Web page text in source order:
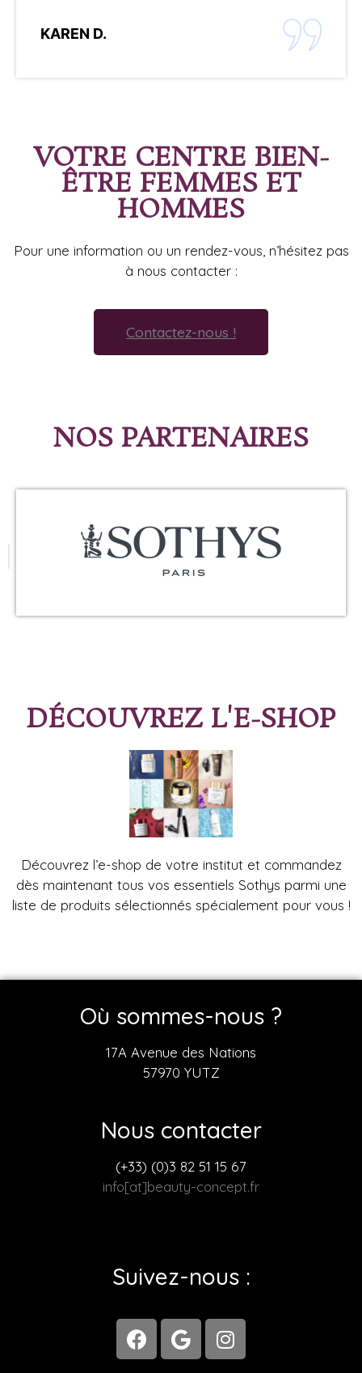
KAREN D.
VOTRE CENTRE BIEN-
ÊTRE FEMMES ET
HOMMES
Pour une information ou un rendez-vous, n’hésitez pas
à nous contacter :
Contactez-nous !
NOS PARTENAIRES
DÉCOUVREZ L'E-SHOP
Découvrez l’e-shop de votre institut et commandez
dès maintenant tous vos essentiels Sothys parmi une
liste de produits sélectionnés spécialement pour vous !
Où sommes-nous ?
17A Avenue des Nations
57970 YUTZ
Nous contacter
(+33) (0)3 82 51 15 67
info[at]beauty-concept.fr
Suivez-nous :